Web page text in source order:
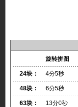
旋转拼图
24块： 4分5秒
48块： 6分5秒
63块： 13分0秒